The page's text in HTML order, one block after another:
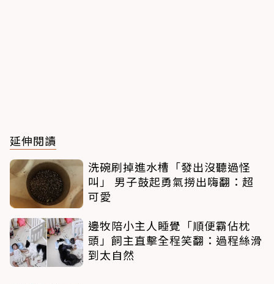
延伸閱讀
洗碗刷掉進水槽「發出沒聽過怪
叫」 男子鼓起勇氣撈出嗨翻：超
可愛
邊牧陪小主人睡覺「順便霸佔枕
頭」飼主直擊全程笑翻：過程絲滑
到太自然